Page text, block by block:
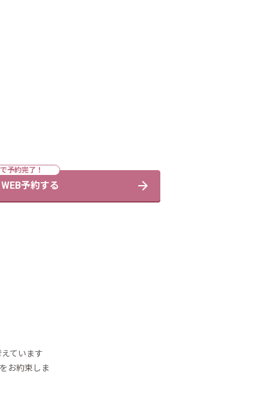
予約する
ています
お約束しま